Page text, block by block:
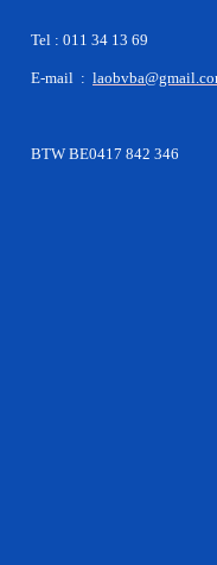
Tel : 011 34 13 69
E-mail :
BTW BE0417 842 346